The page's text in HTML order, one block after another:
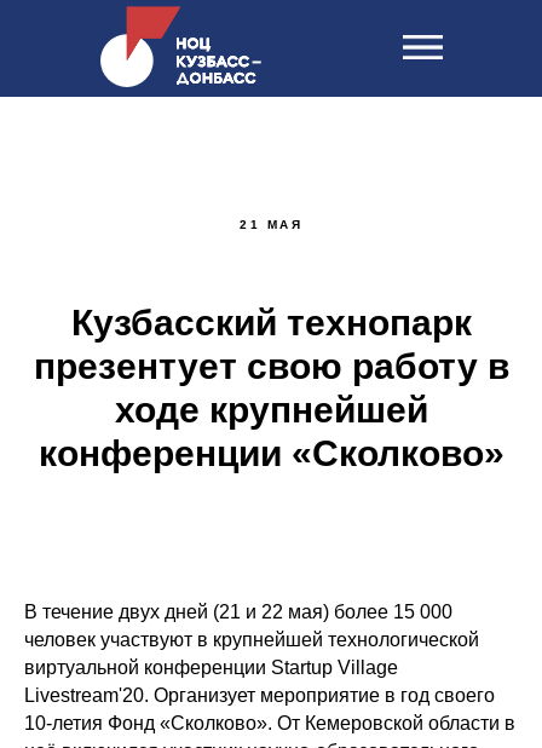
21 МАЯ
Кузбасский технопарк
презентует свою работу в
ходе крупнейшей
конференции «Сколково»
В течение двух дней (21 и 22 мая) более 15 000
человек участвуют в крупнейшей технологической
виртуальной конференции Startup Village
Livestream'20. Организует мероприятие в год своего
10-летия Фонд «Сколково». От Кемеровской области в